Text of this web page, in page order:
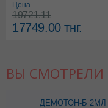
Цена
19721.11
17749.00тнг.
ВЫ СМОТРЕЛИ
ДЕМОТОН-Б 2МЛ